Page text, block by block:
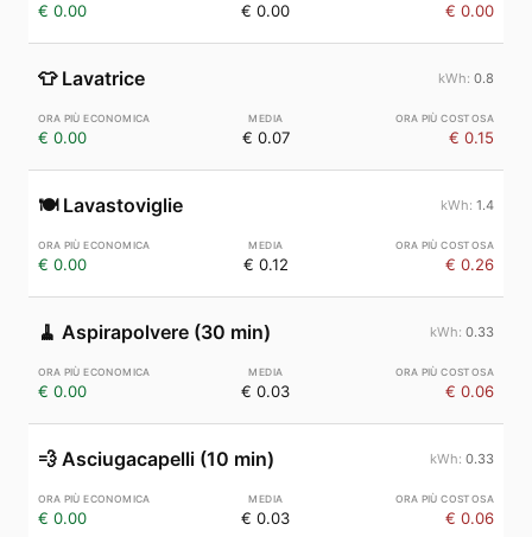
€ 0.00 € 0.00 € 0.00
👕 Lavatrice 0.8
€ 0.00 € 0.07 € 0.15
🍽️ Lavastoviglie 1.4
€ 0.00 € 0.12 € 0.26
🧹 Aspirapolvere (30 min) 0.33
€ 0.00 € 0.03 € 0.06
💨 Asciugacapelli (10 min) 0.33
€ 0.00 € 0.03 € 0.06